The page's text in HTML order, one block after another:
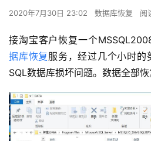
2020年7月30日 23:02 数据库恢复 阅
接淘宝客户恢复一个
据库恢复服务，经过几个小时的
SQL数据库损坏问题。数据全部